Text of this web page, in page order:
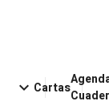
keyboard_arrow_down Cartas